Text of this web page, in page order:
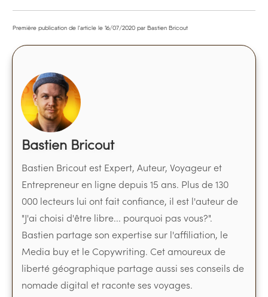
Première publication de l'article le 16/07/2020 par Bastien Bricout
Bastien Bricout
Bastien Bricout est Expert, Auteur, Voyageur et
Entrepreneur en ligne depuis 15 ans. Plus de 130
000 lecteurs lui ont fait confiance, il est l'auteur de
"J'ai choisi d'être libre... pourquoi pas vous?".
Bastien partage son expertise sur l'affiliation, le
Media buy et le Copywriting. Cet amoureux de
liberté géographique partage aussi ses conseils de
nomade digital et raconte ses voyages.